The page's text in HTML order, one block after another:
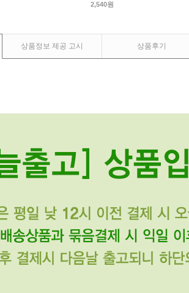
2,540원
상품정보 제공 고시 상품후기